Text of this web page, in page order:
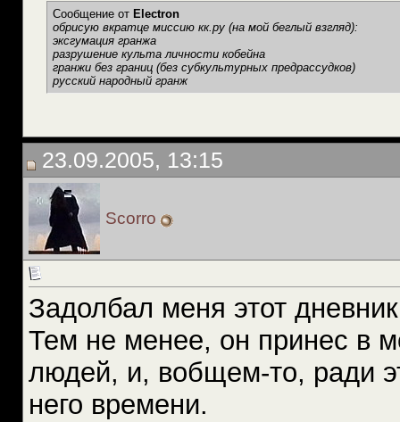
Сообщение от Electron
обрисую вкратце миссию кк.ру (на мой беглый взгляд):
эксгумация гранжа
разрушение культа личности кобейна
гранжи без границ (без субкультурных предрассудков)
русский народный гранж
23.09.2005, 13:15
Scorro
Задолбал меня этот
Тем не менее, он принес в
людей, и, вобщем-то, ради
него времени.